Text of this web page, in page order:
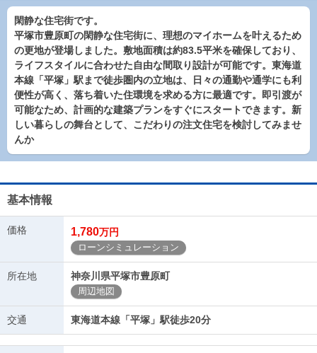
閑静な住宅街です。
平塚市豊原町の閑静な住宅街に、理想のマイホームを叶えるため
の更地が登場しました。敷地面積は約83.5平米を確保しており、
ライフスタイルに合わせた自由な間取り設計が可能です。東海道
本線「平塚」駅まで徒歩圏内の立地は、日々の通勤や通学にも利
便性が高く、落ち着いた住環境を求める方に最適です。即引渡が
可能なため、計画的な建築プランをすぐにスタートできます。新
しい暮らしの舞台として、こだわりの注文住宅を検討してみませ
んか
基本情報
価格 1,780万円
ローンシミュレーション
所在地 神奈川県平塚市豊原町
周辺地図
交通 東海道本線「平塚」駅徒歩20分